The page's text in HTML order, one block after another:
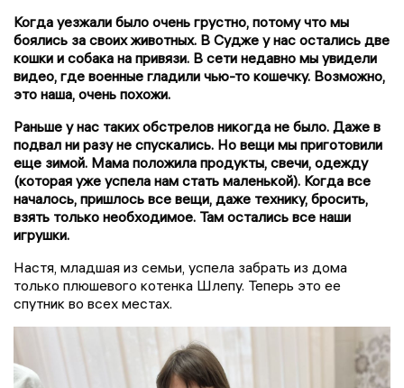
Когда уезжали было очень грустно, потому что мы
боялись за своих животных. В Судже у нас остались две
кошки и собака на привязи. В сети недавно мы увидели
видео, где военные гладили чью-то кошечку. Возможно,
это наша, очень похожи.
Раньше у нас таких обстрелов никогда не было. Даже в
подвал ни разу не спускались. Но вещи мы приготовили
еще зимой. Мама положила продукты, свечи, одежду
(которая уже успела нам стать маленькой). Когда все
началось, пришлось все вещи, даже технику, бросить,
взять только необходимое. Там остались все наши
игрушки.
Настя, младшая из семьи, успела забрать из дома
только плюшевого котенка Шлепу. Теперь это ее
спутник во всех местах.